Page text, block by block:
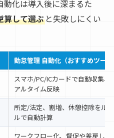
動化は導入後に深まるた
算して選ぶと失敗しにくい
勤怠管理 自動化（おすすめツー
スマホ/PC/ICカードで自動収集、
アルタイム反映
所定/法定、割増、休憩控除をルー
ルで自動計算
ワークフロー化、督促や差戻しも